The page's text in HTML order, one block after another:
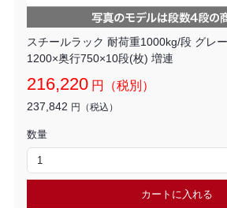
スチールラック 耐荷重1000kg/段 グレ
1200×奥行750×10段(枚) 増連
216,220 円（税別）
237,842 円（税込）
数量
カートに入れる